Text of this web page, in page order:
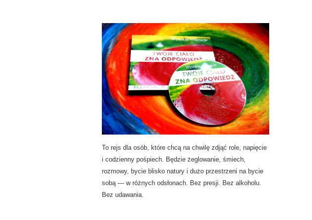
To rejs dla osób, które chcą na chwilę zdjąć role, napięcie
i codzienny pośpiech. Będzie żeglowanie, śmiech,
rozmowy, bycie blisko natury i dużo przestrzeni na bycie
sobą — w różnych odsłonach. Bez presji. Bez alkoholu.
Bez udawania.